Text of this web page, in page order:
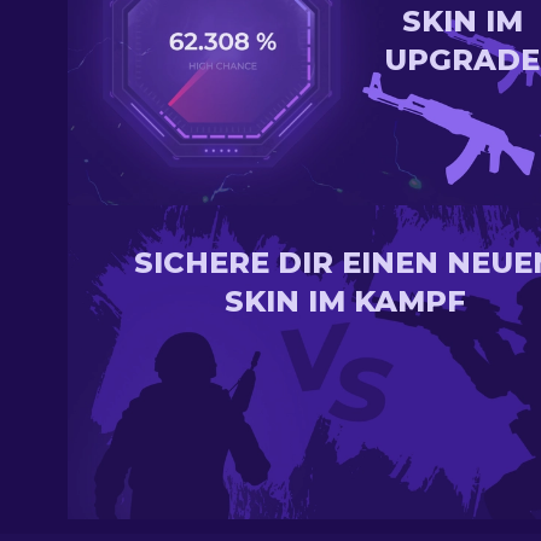
SKIN IM
UPGRADE
SICHERE DIR EINEN
SKIN IM KAMPF